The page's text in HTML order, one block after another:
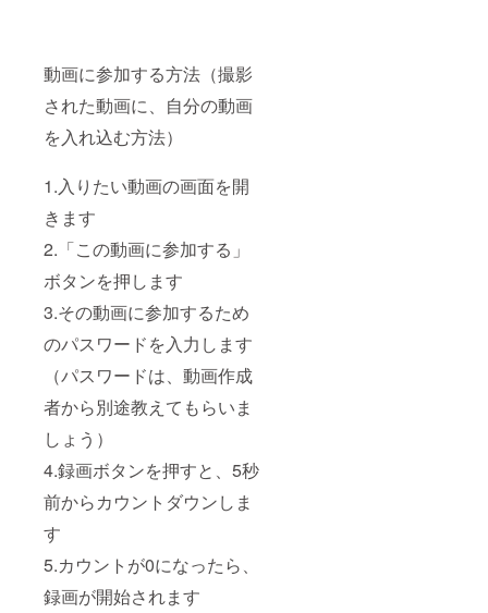
動画に参加する方法（撮影
された動画に、自分の動画
を入れ込む方法）
1.入りたい動画の画面を開
きます
2.「この動画に参加する」
ボタンを押します
3.その動画に参加するため
のパスワードを入力します
（パスワードは、動画作成
者から別途教えてもらいま
しょう）
4.録画ボタンを押すと、5秒
前からカウントダウンしま
す
5.カウントが0になったら、
録画が開始されます